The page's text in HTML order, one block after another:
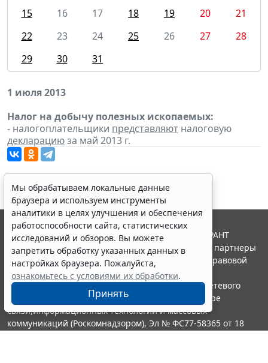
15
16 17 18 19 20
21
22
23 24 25 26 27
28
29
30 31
1 июля 2013
Налог на добычу полезных ископаемых:
- налогоплательщики представляют налоговую
декларациюза май 2013 г.
Мы обрабатываем локальные данные
браузера и используем инструменты
аналитики в целях улучшения и обеспечения
работоспособности сайта, статистических
исследований и обзоров. Вы можете
запретить обработку указанных данных в
настройках браузера. Пожалуйста,
ознакомьтесь с условиями их обработки.
Принять
© ООО "НПП "ГАРАНТ-СЕРВИС", 2026. Система ГАРАНТ
выпускается с 1990 года. Компания "Гарант" и ее партнеры
являются участниками Российской ассоциации правовой
информации ГАРАНТ.
Портал ГАРАНТ.РУ зарегистрирован в качестве сетевого
издания Федеральной службой по надзору в сфере
связи,информационных технологий и массовых
коммуникаций (Роскомнадзором), Эл № ФС77-58365 от 18